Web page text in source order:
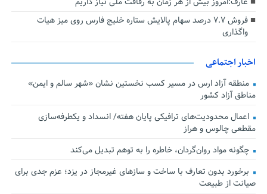
فروش ۷.۷ درصد سهام پالایش ستاره خلیج فارس روی میز هیات
واگذاری
اخبار اجتماعی
منطقه آزاد ارس در مسیر کسب نخستین نشان «شهر سالم و ایمن»
مناطق آزاد کشور
اعمال محدودیت‌های ترافیکی پایان هفته/ انسداد و یکطرفه‌سازی
مقطعی چالوس و هراز
چگونه مواد روان‌گردان، خاطره را به توهم تبدیل می‌کند
برخورد بدون تعارف با ساخت‌ و سازهای غیرمجاز در یزد؛ عزم جدی برای
صیانت از طبیعت